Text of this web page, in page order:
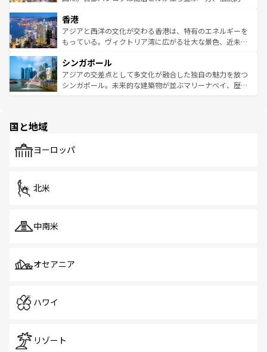
とつ。フォーやバインミー、ベトナムコーヒーなどは、ぜ
ひ現地で味わいたい。どの地域を訪れてもあたたかい人々
が旅行者を迎えてくれるので、きっと忘れられない旅にな
参照してほしい。
の活気が交差している。北部ではチェンマイなどの山岳地
帯で自然と触れ合い、南部ではプーケットやクラビの美し
いビーチでリゾート気分を楽しむことができる。タイ料理
激する。気候は一年中温暖で、どの季節にも異なる楽しみ
が待っている。親しみやすいタイの人々、仏教を中心とし
た文化、そして多様な観光資源が、訪れる旅人を魅了し続
香港
アジアと西洋の文化が交わる香港は、特有のエネルギーを
もっている。ヴィクトリア湾に広がる壮大な景色、近未来
み、どこを訪れても感動するはず。観光スポットが密集し
ており、効率よく見どころを回れるのも魅力。息をのむよ
うな絶景から文化的な体験まで、香港を存分に楽しみ尽く
シンガポール
アジアの交差点として多文化が融合した独自の魅力を放つ
シンガポール。未来的な建築物が並ぶマリーナベイ、歴史
で、ホーカーズは地元の風情を楽しめる外せないスポット
国と地域
ヨーロッパ
北米
中南米
オセアニア
ハワイ
リゾート